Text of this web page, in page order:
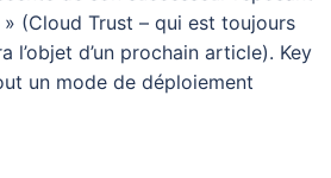
(Cloud Trust – qui est toujours
l’objet d’un prochain article). Key
un mode de déploiement